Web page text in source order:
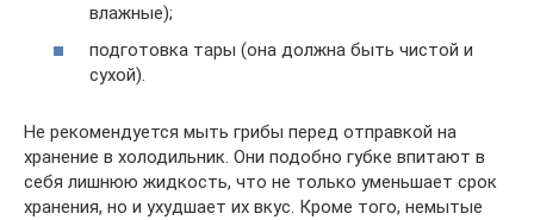
влажные);
подготовка тары (она должна быть чистой и
сухой).
Не рекомендуется мыть грибы перед отправкой на
хранение в холодильник. Они подобно губке впитают в
себя лишнюю жидкость, что не только уменьшает срок
хранения, но и ухудшает их вкус. Кроме того, немытые